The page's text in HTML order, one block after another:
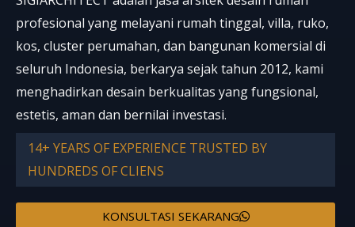
profesional yang melayani rumah tinggal, villa, ruko,
kos, cluster perumahan, dan bangunan komersial di
seluruh Indonesia, berkarya sejak tahun 2012, kami
menghadirkan desain berkualitas yang fungsional,
estetis, aman dan bernilai investasi.
14+ YEARS OF EXPERIENCE TRUSTED BY
HUNDREDS OF CLIENS
KONSULTASI SEKARANG